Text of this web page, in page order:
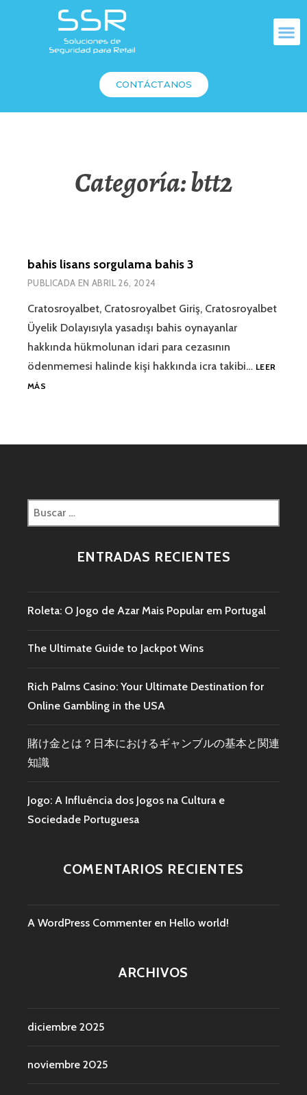
CONTÁCTANOS
Categoría:btt2
bahis lisans sorgulama bahis 3
PUBLICADA ENABRIL 26, 2024
Cratosroyalbet, Cratosroyalbet Giriş, Cratosroyalbet
Üyelik Dolayısıyla yasadışı bahis oynayanlar
hakkında hükmolunan idari para cezasının
ödenmemesi halinde kişi hakkında icra takibi… LEER
MÁS
ENTRADAS RECIENTES
Roleta: O Jogo de Azar Mais Popular em Portugal
The Ultimate Guide to Jackpot Wins
Rich Palms Casino: Your Ultimate Destination for
Online Gambling in the USA
賭け金とは？日本におけるギャンブルの基本と関連
知識
Jogo: A Influência dos Jogos na Cultura e
Sociedade Portuguesa
COMENTARIOS RECIENTES
A WordPress Commenter en Hello world!
ARCHIVOS
diciembre 2025
noviembre 2025